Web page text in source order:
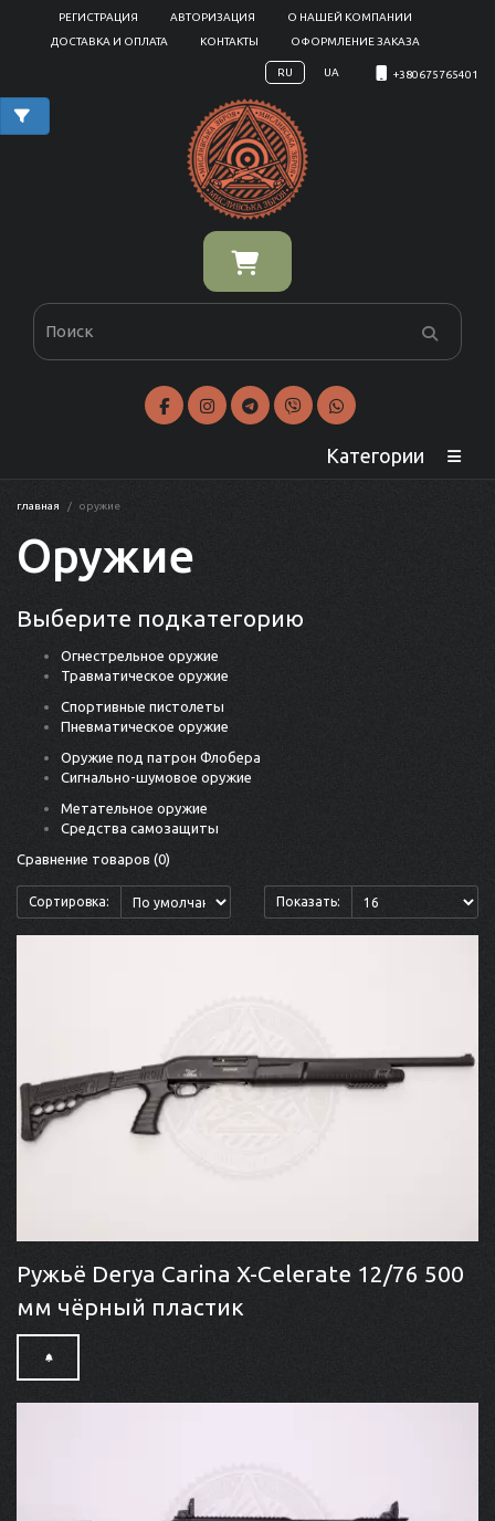
РЕГИСТРАЦИЯ АВТОРИЗАЦИЯ
О НАШЕЙ КОМПАНИИ
ДОСТАВКА И ОПЛАТА
КОНТАКТЫ ОФОРМЛЕНИЕ ЗАКАЗА
RU UA +380675765401
Категории
главная оружие
Оружие
Выберите подкатегорию
Огнестрельное оружие
Травматическое оружие
Спортивные пистолеты
Пневматическое оружие
Оружие под патрон Флобера
Сигнально-шумовое оружие
Метательное оружие
Средства самозащиты
Сравнение товаров (0)
Сортировка: Показать:
Ружьё Derya Carina X-Celerate 12/76 500
мм чёрный пластик